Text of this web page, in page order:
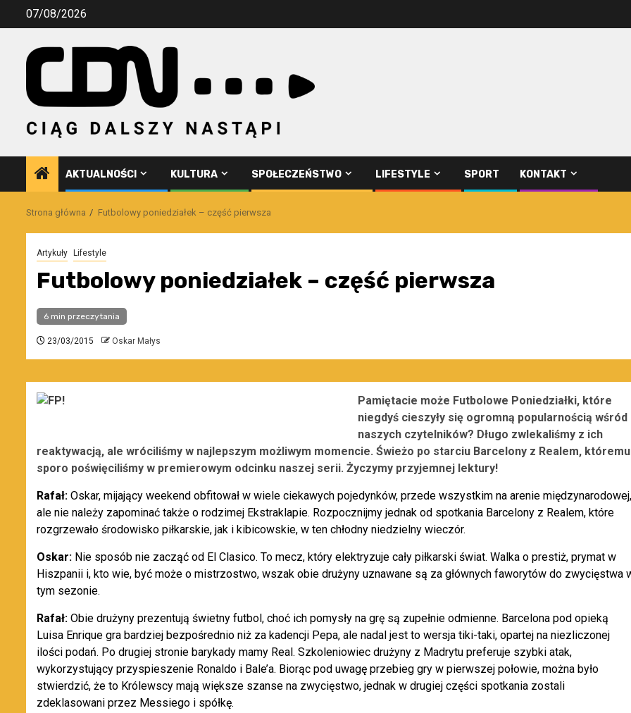
Przejdź07/08/2026
AKTUALNOŚCI KULTURA SPOŁECZEŃSTWO LIFESTYLE SPORT KONTAKT
Strona główna Futbolowy poniedziałek – część pierwsza
Artykuły Lifestyle
Futbolowy poniedziałek – część pierwsza
6 min przeczytania
23/03/2015 Oskar Małys
Pamiętacie może Futbolowe Poniedziałki, które
niegdyś cieszyły się ogromną popularnością wśród
naszych czytelników? Długo zwlekaliśmy z ich
reaktywacją, ale wróciliśmy w najlepszym możliwym momencie. Świeżo po starciu Barcelony z Realem, któremu
sporo poświęciliśmy w premierowym odcinku naszej serii. Życzymy przyjemnej lektury!
Rafał: Oskar, mijający weekend obfitował w wiele ciekawych pojedynków, przede wszystkim na arenie międzynarodowej,
ale nie należy zapominać także o rodzimej Ekstraklapie. Rozpocznijmy jednak od spotkania Barcelony z Realem, które
rozgrzewało środowisko piłkarskie, jak i kibicowskie, w ten chłodny niedzielny wieczór.
Oskar: Nie sposób nie zacząć od El Clasico. To mecz, który elektryzuje cały piłkarski świat. Walka o prestiż, prymat w
Hiszpanii i, kto wie, być może o mistrzostwo, wszak obie drużyny uznawane są za głównych faworytów do zwycięstwa
tym sezonie.
Rafał: Obie drużyny prezentują świetny futbol, choć ich pomysły na grę są zupełnie odmienne. Barcelona pod opieką
Luisa Enrique gra bardziej bezpośrednio niż za kadencji Pepa, ale nadal jest to wersja tiki-taki, opartej na niezliczonej
ilości podań. Po drugiej stronie barykady mamy Real. Szkoleniowiec drużyny z Madrytu preferuje szybki atak,
wykorzystujący przyspieszenie Ronaldo i Bale’a. Biorąc pod uwagę przebieg gry w pierwszej połowie, można było
stwierdzić, że to Królewscy mają większe szanse na zwycięstwo, jednak w drugiej części spotkania zostali
zdeklasowani przez Messiego i spółkę.